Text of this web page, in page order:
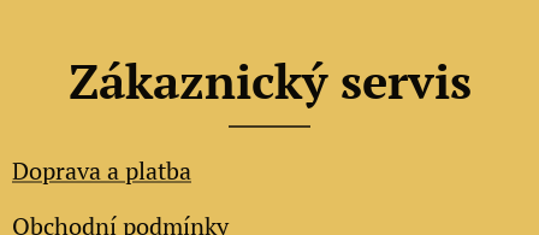
Zákaznický servis
Doprava a platba
Obchodní podmínky